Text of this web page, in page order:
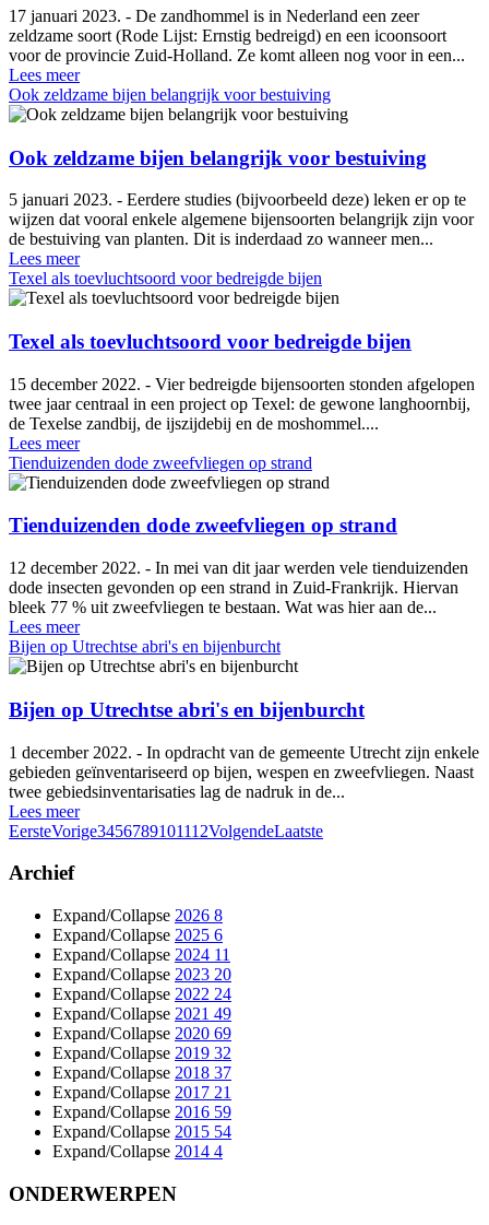
17 januari 2023. - De zandhommel is in Nederland een zeer
zeldzame soort (Rode Lijst: Ernstig bedreigd) en een icoonsoort
voor de provincie Zuid-Holland. Ze komt alleen nog voor in een...
Lees meer
Ook zeldzame bijen belangrijk voor bestuiving
Ook zeldzame bijen belangrijk voor bestuiving
5 januari 2023. - Eerdere studies (bijvoorbeeld deze) leken er op te
wijzen dat vooral enkele algemene bijensoorten belangrijk zijn voor
de bestuiving van planten. Dit is inderdaad zo wanneer men...
Lees meer
Texel als toevluchtsoord voor bedreigde bijen
Texel als toevluchtsoord voor bedreigde bijen
15 december 2022. - Vier bedreigde bijensoorten stonden afgelopen
twee jaar centraal in een project op Texel: de gewone langhoornbij,
de Texelse zandbij, de ijszijdebij en de moshommel....
Lees meer
Tienduizenden dode zweefvliegen op strand
Tienduizenden dode zweefvliegen op strand
12 december 2022. - In mei van dit jaar werden vele tienduizenden
dode insecten gevonden op een strand in Zuid-Frankrijk. Hiervan
bleek 77 % uit zweefvliegen te bestaan. Wat was hier aan de...
Lees meer
Bijen op Utrechtse abri's en bijenburcht
Bijen op Utrechtse abri's en bijenburcht
1 december 2022. - In opdracht van de gemeente Utrecht zijn enkele
gebieden geïnventariseerd op bijen, wespen en zweefvliegen. Naast
twee gebiedsinventarisaties lag de nadruk in de...
Lees meer
EersteVorige3456789101112VolgendeLaatste
Archief
Expand/Collapse 2026 8
Expand/Collapse 2025 6
Expand/Collapse 2024 11
Expand/Collapse 2023 20
Expand/Collapse 2022 24
Expand/Collapse 2021 49
Expand/Collapse 2020 69
Expand/Collapse 2019 32
Expand/Collapse 2018 37
Expand/Collapse 2017 21
Expand/Collapse 2016 59
Expand/Collapse 2015 54
Expand/Collapse 2014 4
ONDERWERPEN